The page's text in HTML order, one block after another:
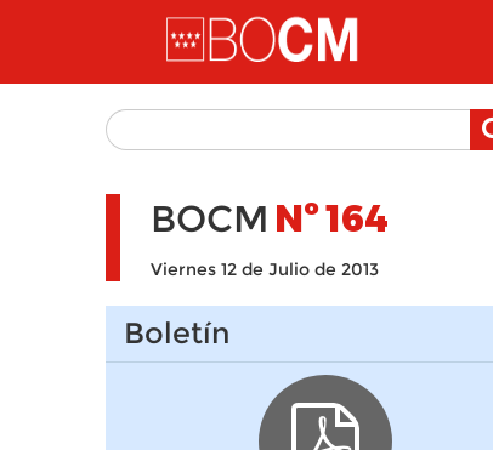
Pasar al contenido principal
BOCM Nº164
Viernes 12 de Julio de 2013
Boletín